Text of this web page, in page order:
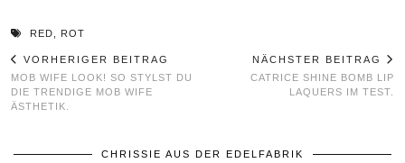
RED ROT
VORHERIGER BEITRAG
MOB WIFE LOOK! SO STYLST DU
DIE TRENDIGE MOB WIFE
ÄSTHETIK.
NÄCHSTER BEITRAG
CATRICE SHINE BOMB LIP
LAQUERS IM TEST.
CHRISSIE AUS DER EDELFABRIK